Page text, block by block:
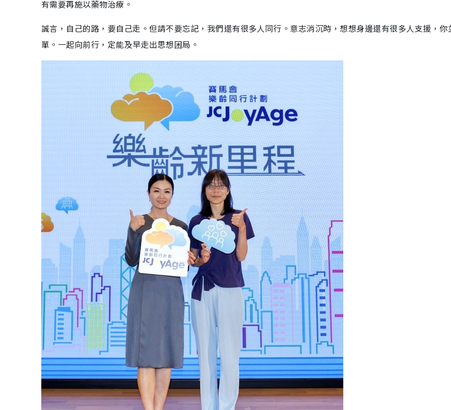
有需要再施以藥物治療。
誠言，自己的路，要自己走。但請不要忘記，我們還有很多人同行。意志消沉時，想想身邊還有很多人支援，你
單。一起向前行，定能及早走出思想困局。